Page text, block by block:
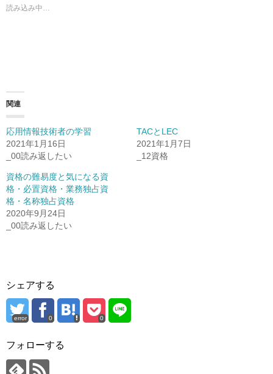
読み込み中…
関連
応用情報技術者の学習
2021年1月16日
_00読み返したい
TACとLEC
2021年1月7日
_12資格
資格の難易度と気になる資
格・必置資格・業務独占資
格・名称独占資格
2020年9月24日
_00読み返したい
シェアする
error 0 0
フォローする